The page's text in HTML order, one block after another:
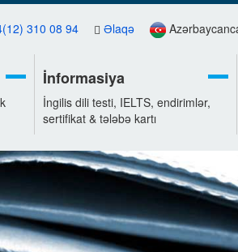
310 08 94 Əlaqə
İnformasiya
İngilis dili testi, IELTS, endirimlər,
sertifikat & tələbə kartı